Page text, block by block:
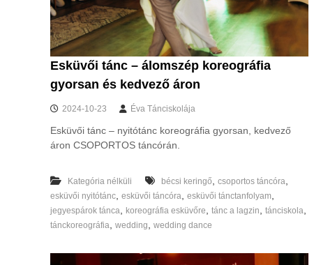
e
Esküvői tánc – álomszép koreográfia
gyorsan és kedvező áron
2024-10-23 Éva Tánciskolája
Esküvői tánc – nyitótánc koreográfia gyorsan, kedvező
áron CSOPORTOS táncórán.
Kategória nélküli bécsi keringő, csoportos táncóra,
esküvői nyitótánc, esküvői táncóra, esküvői tánctanfolyam,
jegyespárok tánca, koreográfia esküvőre, tánc a lagzin, tánciskola,
tánckoreográfia, wedding, wedding dance